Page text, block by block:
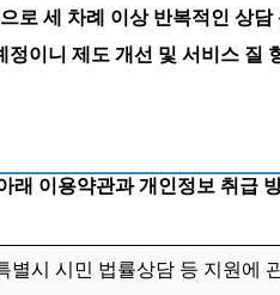
로 세 차례 이상 반복적인 상담
정이니 제도 개선 및 서비스 질
래 이용약관과 개인정보 취급
별시 시민 법률상담 등 지원에